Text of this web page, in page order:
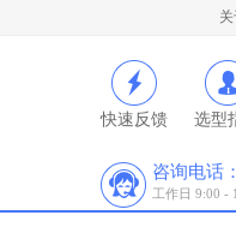
快速反馈 选型
咨询电话
工作日 9:00 -